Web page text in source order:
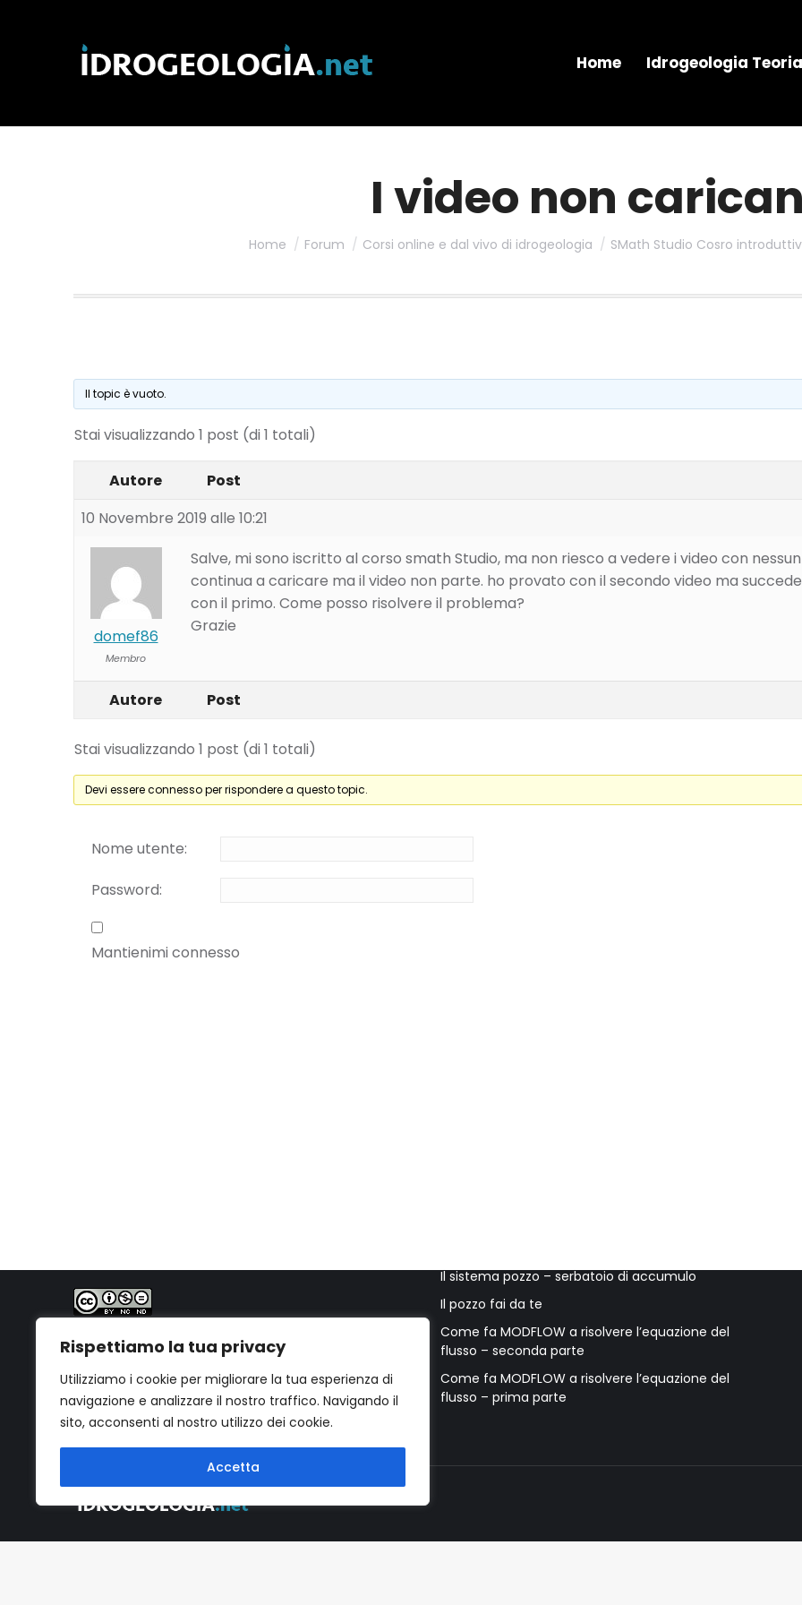
Rispettiamo la tua privacy
Utilizziamo i cookie per migliorare la tua esperienza di
navigazione e analizzare il nostro traffico. Navigando il
sito, acconsenti al nostro utilizzo dei cookie.
Accetta
Home Idrogeologia Teoria
I video non
Home Forum Corsi online e dal vivo di idrogeologia SMath Studio Cosro
Il topic è vuoto.
Stai visualizzando 1 post (di 1 totali)
Autore
Post
10 Novembre 2019 alle 10:21
domef86
Membro
Salve, mi sono iscritto al corso smath Studio, ma non riesco a vedere i video con
continua a caricare ma il video non parte. ho provato con il secondo video ma
con il primo. Come posso risolvere il problema?
Grazie
Autore Post
Stai visualizzando 1 post (di 1 totali)
Devi essere connesso per rispondere a questo topic.
Nome utente:
Password:
Mantienimi connesso
Commons Attribuzione - Non commerciale - Non
Il sistema pozzo – serbatoio di accumulo
Il pozzo fai da te
Come fa MODFLOW a risolvere l’equazione del
flusso – seconda parte
Come fa MODFLOW a risolvere l’equazione del
flusso – prima parte